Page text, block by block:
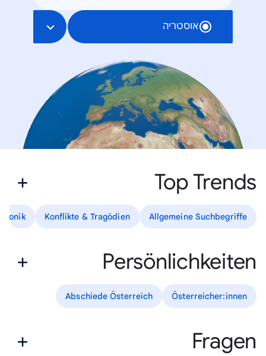
אוסטריה
Top Trends
Allgemeine Suchbegriffe
Konflikte & Tragödien
Persönlichkeiten
Österreicher:innen
Abschiede Österreich
Fragen